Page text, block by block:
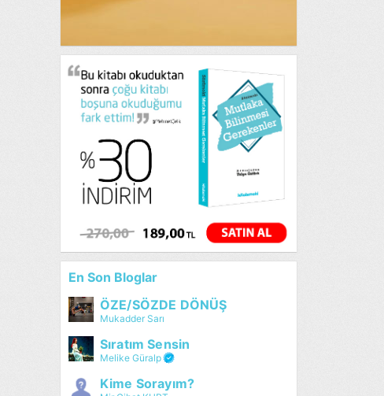
En Son Bloglar
ÖZE/SÖZDE DÖNÜŞ
Mukadder Sarı
Sıratım Sensin
Melike Güralp
Kime Sorayım?